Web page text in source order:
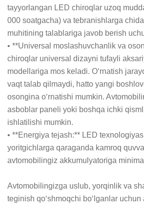
tayyorlangan LED chiroqlar uzoq
000 soatgacha) va tebranishlarga
muhitining talablariga javob berish
• **Universal moslashuvchanlik va
chiroqlar universal dizayni tufayli
modellariga mos keladi. O‘rnatish
vaqt talab qilmaydi, hatto yangi
osongina o‘rnatishi mumkin.
asboblar paneli yoki boshqa ichki
ishlatilishi mumkin.
• **Energiya tejash:** LED
yoritgichlarga qaraganda kamroq
avtomobilingiz akkumulyatoriga
Avtomobilingizga uslub, yorqinlik va
teginish qo‘shmoqchi bo‘lganlar uchun